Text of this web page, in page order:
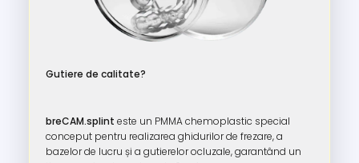
Gutiere de calitate?
breCAM.splint este un PMMA chemoplastic special
conceput pentru realizarea ghidurilor de frezare, a
bazelor de lucru și a gutierelor ocluzale, garantând un